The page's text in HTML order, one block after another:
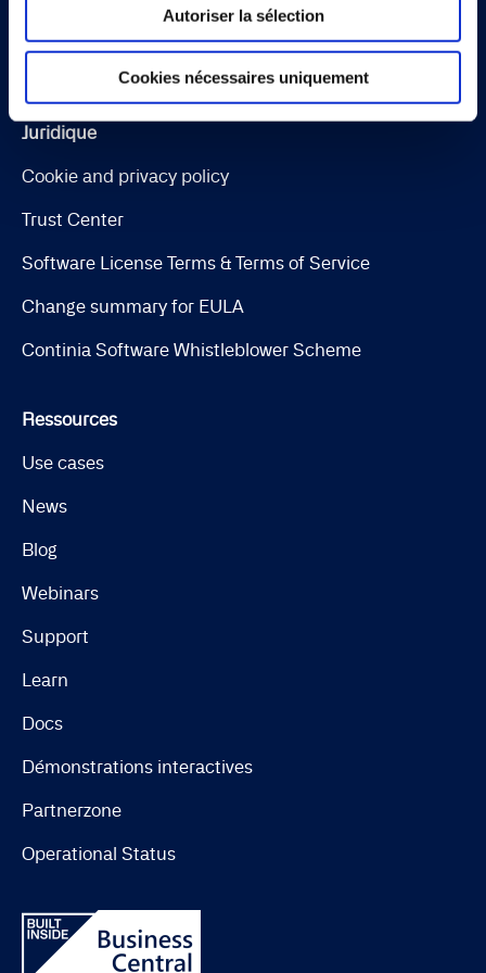
Autoriser la sélection
Cookies nécessaires uniquement
Juridique
Cookie and privacy policy
Trust Center
Software License Terms & Terms of Service
Change summary for EULA
Continia Software Whistleblower Scheme
Ressources
Use cases
News
Blog
Webinars
Support
Learn
Docs
Démonstrations interactives
Partnerzone
Operational Status